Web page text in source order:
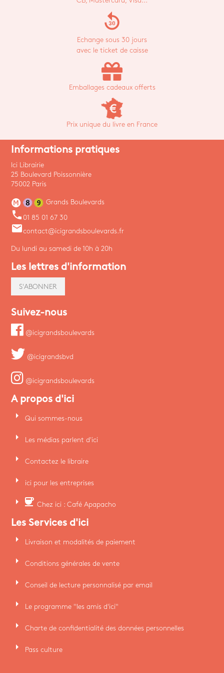
replay_30
Echange sous 30 jours
avec le ticket de caisse
Emballages cadeaux offerts
Prix unique du livre en France
Informations pratiques
Ici Librairie
25 Boulevard Poissonnière
75002 Paris
Grands Boulevards
phone 01 85 01 67 30
emailcontact@icigrandsboulevards.fr
Du lundi au samedi de 10h à 20h
Les lettres d'information
S'ABONNER
Suivez-nous
@icigrandsboulevards
@icigrandsbvd
@icigrandsboulevards
A propos d'ici
arrow_right Qui sommes-nous
arrow_right Les médias parlent d'ici
arrow_right Contactez le libraire
arrow_right ici pour les entreprises
arrow_right coffee Chez ici : Café Apapacho
Les Services d'ici
arrow_right Livraison et modalités de paiement
arrow_right Conditions générales de vente
arrow_right Conseil de lecture personnalisé par email
arrow_right Le programme "les amis d'ici"
arrow_right Charte de confidentialité des données personnelles
arrow_right Pass culture